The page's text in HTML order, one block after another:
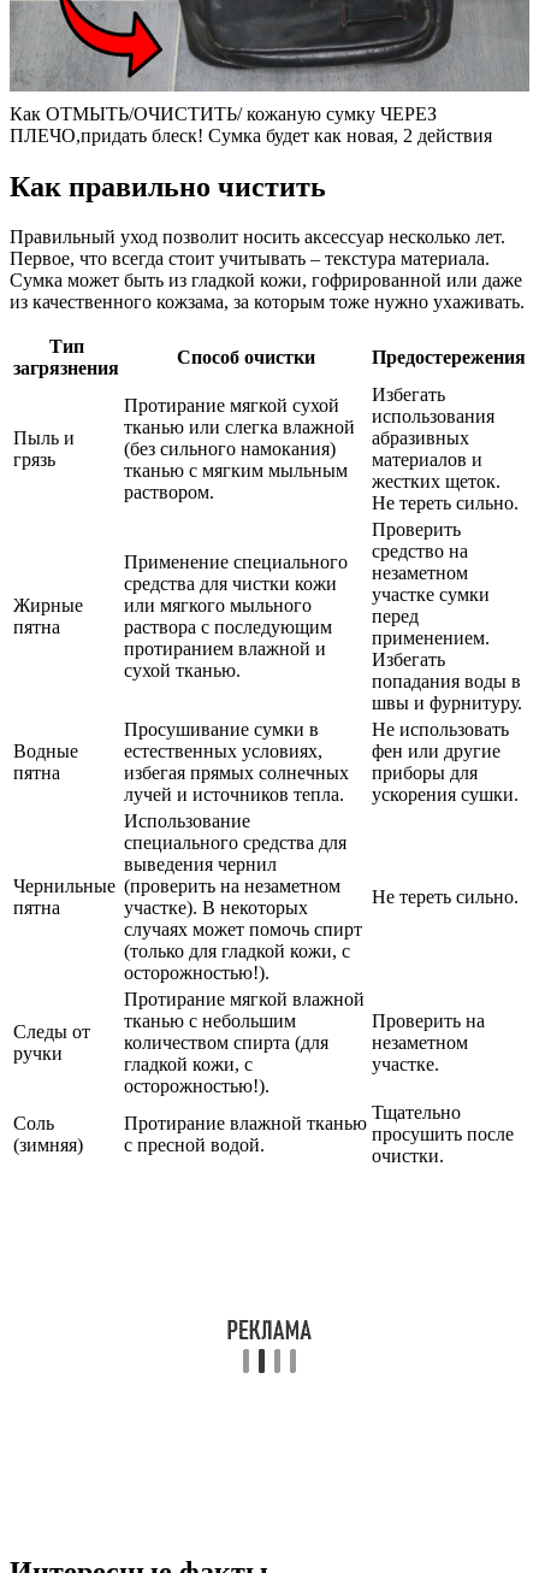
Как ОТМЫТЬ/ОЧИСТИТЬ/ кожаную сумку ЧЕРЕЗ
ПЛЕЧО,придать блеск! Сумка будет как новая, 2 действия
Как правильно чистить
Правильный уход позволит носить аксессуар несколько лет.
Первое, что всегда стоит учитывать – текстура материала.
Сумка может быть из гладкой кожи, гофрированной или даже
из качественного кожзама, за которым тоже нужно ухаживать.
Тип
загрязнения
Способ очистки Предостережения
Пыль и
грязь
Протирание мягкой сухой
тканью или слегка влажной
(без сильного намокания)
тканью с мягким мыльным
раствором.
Избегать
использования
абразивных
материалов и
жестких щеток.
Не тереть сильно.
Жирные
пятна
Применение специального
средства для чистки кожи
или мягкого мыльного
раствора с последующим
протиранием влажной и
сухой тканью.
Проверить
средство на
незаметном
участке сумки
перед
применением.
Избегать
попадания воды в
швы и фурнитуру.
Водные
пятна
Просушивание сумки в
естественных условиях,
избегая прямых солнечных
лучей и источников тепла.
Не использовать
фен или другие
приборы для
ускорения сушки.
Чернильные
пятна
Использование
специального средства для
выведения чернил
(проверить на незаметном
участке). В некоторых
случаях может помочь спирт
(только для гладкой кожи, с
осторожностью!).
Не тереть сильно.
Следы от
ручки
Протирание мягкой влажной
тканью с небольшим
количеством спирта (для
гладкой кожи, с
осторожностью!).
Проверить на
незаметном
участке.
Соль
(зимняя)
Протирание влажной тканью
с пресной водой.
Тщательно
просушить после
очистки.